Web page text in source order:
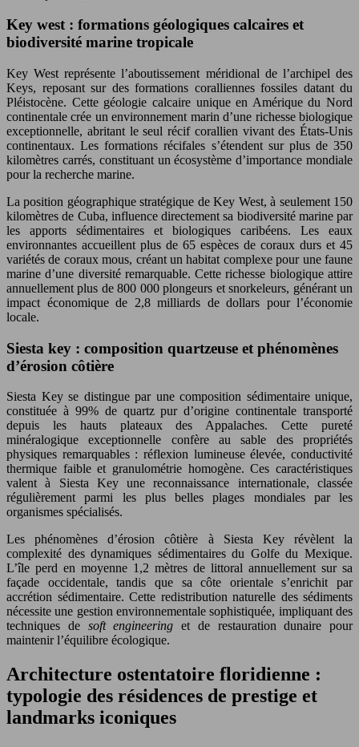
Key west : formations géologiques calcaires et
biodiversité marine tropicale
Key West représente l’aboutissement méridional de l’archipel des
Keys, reposant sur des formations coralliennes fossiles datant du
Pléistocène. Cette géologie calcaire unique en Amérique du Nord
continentale crée un environnement marin d’une richesse biologique
exceptionnelle, abritant le seul récif corallien vivant des États-Unis
continentaux. Les formations récifales s’étendent sur plus de 350
kilomètres carrés, constituant un écosystème d’importance mondiale
pour la recherche marine.
La position géographique stratégique de Key West, à seulement 150
kilomètres de Cuba, influence directement sa biodiversité marine par
les apports sédimentaires et biologiques caribéens. Les eaux
environnantes accueillent plus de 65 espèces de coraux durs et 45
variétés de coraux mous, créant un habitat complexe pour une faune
marine d’une diversité remarquable. Cette richesse biologique attire
annuellement plus de 800 000 plongeurs et snorkeleurs, générant un
impact économique de 2,8 milliards de dollars pour l’économie
locale.
Siesta key : composition quartzeuse et phénomènes
d’érosion côtière
Siesta Key se distingue par une composition sédimentaire unique,
constituée à 99% de quartz pur d’origine continentale transporté
depuis les hauts plateaux des Appalaches. Cette pureté
minéralogique exceptionnelle confère au sable des propriétés
physiques remarquables : réflexion lumineuse élevée, conductivité
thermique faible et granulométrie homogène. Ces caractéristiques
valent à Siesta Key une reconnaissance internationale, classée
régulièrement parmi les plus belles plages mondiales par les
organismes spécialisés.
Les phénomènes d’érosion côtière à Siesta Key révèlent la
complexité des dynamiques sédimentaires du Golfe du Mexique.
L’île perd en moyenne 1,2 mètres de littoral annuellement sur sa
façade occidentale, tandis que sa côte orientale s’enrichit par
accrétion sédimentaire. Cette redistribution naturelle des sédiments
nécessite une gestion environnementale sophistiquée, impliquant des
techniques de soft engineering et de restauration dunaire pour
maintenir l’équilibre écologique.
Architecture ostentatoire floridienne :
typologie des résidences de prestige et
landmarks iconiques